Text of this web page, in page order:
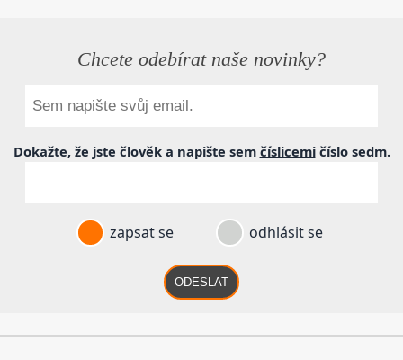
Chcete odebírat naše novinky?
Dokažte, že jste člověk a napište sem číslicemičíslo sedm.
zapsat se odhlásit se
ODESLAT